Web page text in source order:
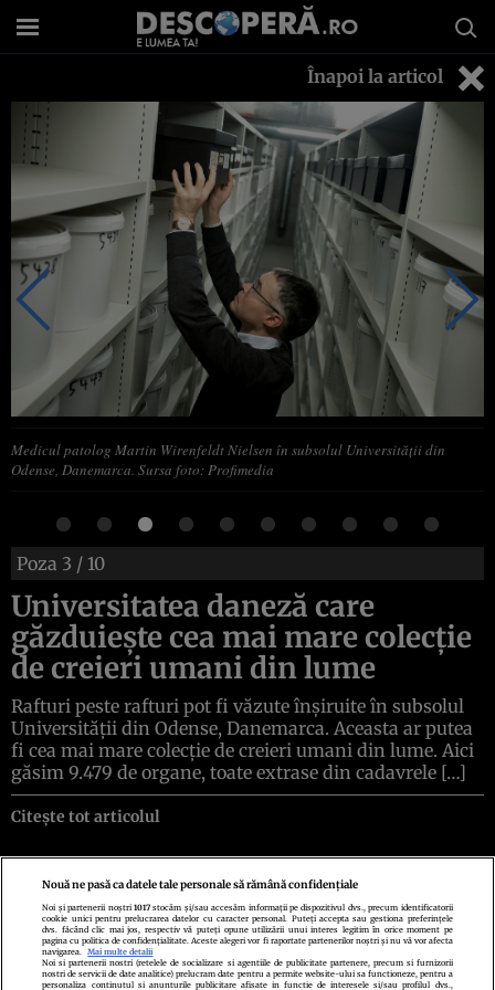
Înapoi la articol
Medicul patolog Martin Wirenfeldt Nielsen în subsolul Universității din
Odense, Danemarca. Sursa foto: Profimedia
Poza 3 / 10
Universitatea daneză care
găzduiește cea mai mare colecție
de creieri umani din lume
Rafturi peste rafturi pot fi văzute înșiruite în subsolul
Universității din Odense, Danemarca. Aceasta ar putea
fi cea mai mare colecție de creieri umani din lume. Aici
găsim 9.479 de organe, toate extrase din cadavrele […]
Citește tot articolul
Politica de confidenţialitatePolitica de cookiesTermeni şi condiţii
Echipa redacționalăContactSetări Cookies
Nouă ne pasă ca datele tale personale să rămână confidențiale
Noi și partenerii noștri1017 stocăm și/sau accesăm informații pe dispozitivul dvs., precum identificatorii
cookie unici pentru prelucrarea datelor cu caracter personal. Puteți accepta sau gestiona preferințele
dvs. făcând clic mai jos, respectiv vă puteți opune utilizării unui interes legitim în orice moment pe
pagina cu politica de confidențialitate. Aceste alegeri vor fi raportate partenerilor noștri și nu vă vor afecta
navigarea.
Mai multe detalii
Noi si partenerii nostri (retelele de socializare si agentiile de publicitate partenere, precum si furnizorii
nostri de servicii de date analitice) prelucram date pentru a permite website-ului sa functioneze, pentru a
personaliza continutul si anunturile publicitare afisate in functie de interesele si/sau profilul dvs.,